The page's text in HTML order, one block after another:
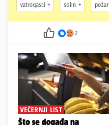
vatrogasci solin požar
2